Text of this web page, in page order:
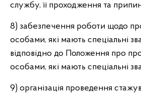
службу, її проходження та
8) забезпечення роботи щодо
особами, які мають спеціальні
відповідно до Положення про
особами, які мають спеціальні
9) організація проведення